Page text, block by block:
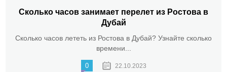
Сколько часов занимает перелет из Ростова в
Дубай
Сколько часов лететь из Ростова в Дубай? Узнайте сколько
времени...
0 22.10.2023